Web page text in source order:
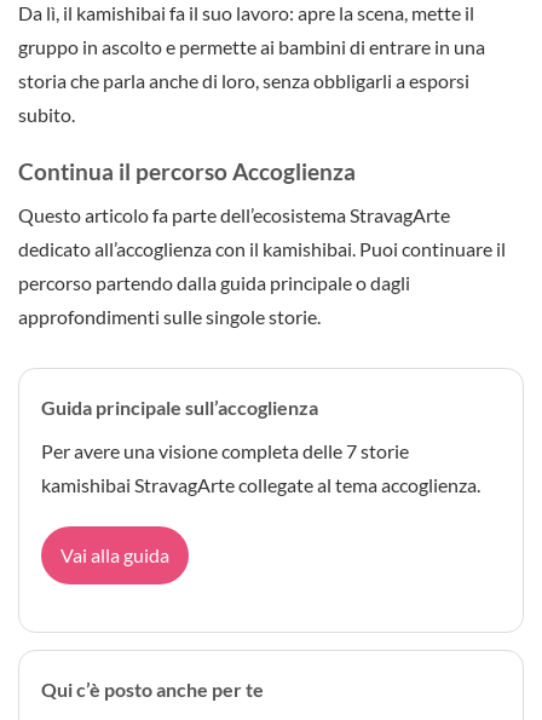
Da lì, il kamishibai fa il suo lavoro: apre la scena, mette il
gruppo in ascolto e permette ai bambini di entrare in una
storia che parla anche di loro, senza obbligarli a esporsi
subito.
Continua il percorso Accoglienza
Questo articolo fa parte dell’ecosistema StravagArte
dedicato all’accoglienza con il kamishibai. Puoi continuare il
percorso partendo dalla guida principale o dagli
approfondimenti sulle singole storie.
Guida principale sull’accoglienza
Per avere una visione completa delle 7 storie
kamishibai StravagArte collegate al tema accoglienza.
Vai alla guida
Qui c’è posto anche per te